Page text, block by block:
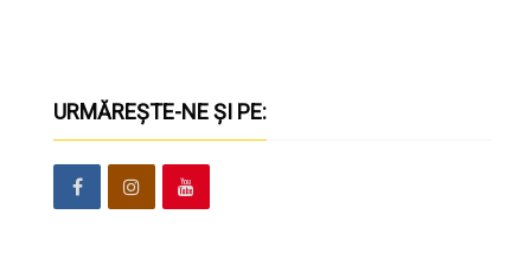
URMĂREȘTE-NE ȘI PE: